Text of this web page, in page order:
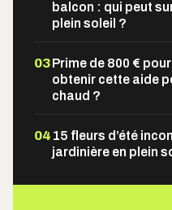
balcon : qui peut
plein soleil ?
03Prime de 800 €
obtenir cette aide
chaud ?
04 15 fleurs d’été
jardinière en plein